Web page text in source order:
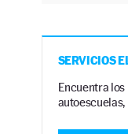
SERVICIOS
Encuentra
autoescuelas,